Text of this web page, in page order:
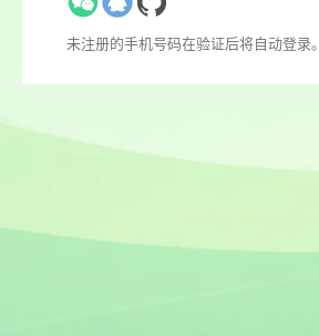
未注册的手机号码在验证后将自动登录。